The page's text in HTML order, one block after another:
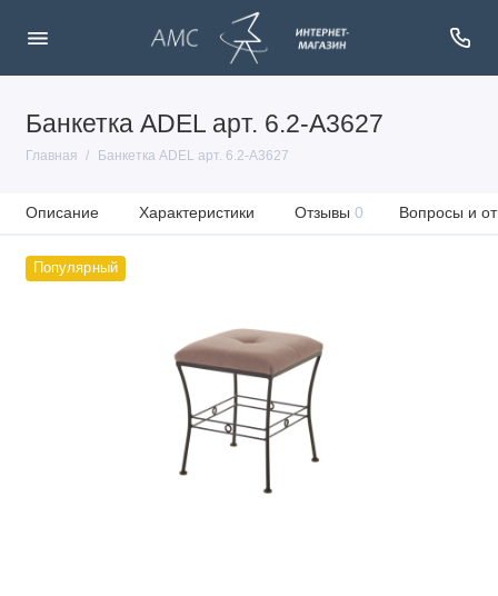
Банкетка ADEL арт. 6.2-А3627
Главная Банкетка ADEL арт. 6.2-А3627
Описание Характеристики Отзывы 0 Вопросы и
Популярный